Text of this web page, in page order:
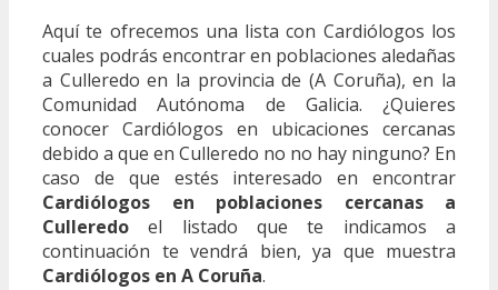
Aquí te ofrecemos una lista con Cardiólogos los
cuales podrás encontrar en poblaciones aledañas
a Culleredo en la provincia de (A Coruña), en la
Comunidad Autónoma de Galicia. ¿Quieres
conocer Cardiólogos en ubicaciones cercanas
debido a que en Culleredo no no hay ninguno? En
caso de que estés interesado en encontrar
Cardiólogos en poblaciones cercanas a
Culleredo el listado que te indicamos a
continuación te vendrá bien, ya que muestra
Cardiólogos en A Coruña.